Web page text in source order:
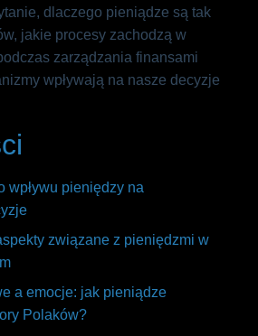
dlaczego pieniądze są tak
jakie procesy zachodzą w
zarządzania finansami
wpływają na nasze decyzje
wpływu pieniędzy na
związane z pieniędzmi w
a emocje: jak pieniądze
Polaków?